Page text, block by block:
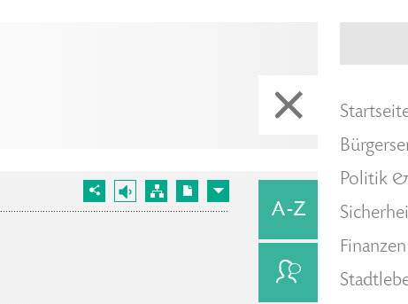
Politik
Finanzen